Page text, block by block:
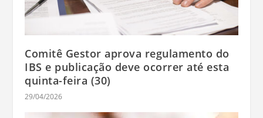
Comitê Gestor aprova regulamento do
IBS e publicação deve ocorrer até esta
quinta-feira (30)
29/04/2026